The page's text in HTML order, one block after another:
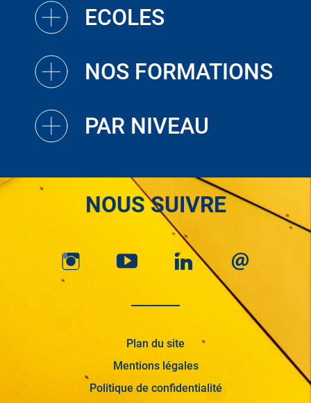
ECOLES
NOS FORMATIONS
PAR NIVEAU
NOUS SUIVRE
Plan du site
Mentions légales
Politique de confidentialité